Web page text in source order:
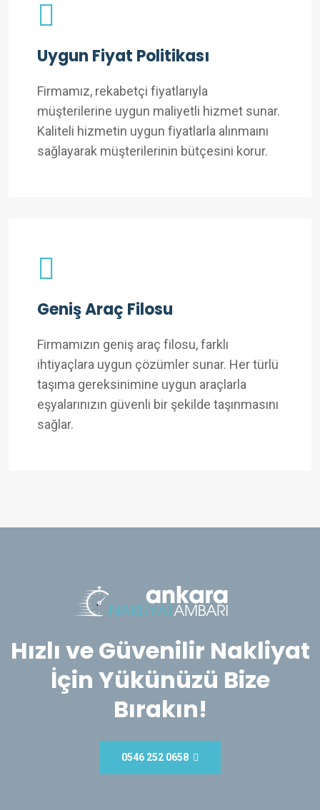
Uygun Fiyat Politikası
Firmamız, rekabetçi fiyatlarıyla
müşterilerine uygun maliyetli hizmet sunar.
Kaliteli hizmetin uygun fiyatlarla alınmaını
sağlayarak müşterilerinin bütçesini korur.
Geniş Araç Filosu
Firmamızın geniş araç filosu, farklı
ihtiyaçlara uygun çözümler sunar. Her türlü
taşıma gereksinimine uygun araçlarla
eşyalarınızın güvenli bir şekilde taşınmasını
sağlar.
Hızlı ve Güvenilir Nakliyat
İçin Yükünüzü Bize
Bırakın!
0546 252 0658